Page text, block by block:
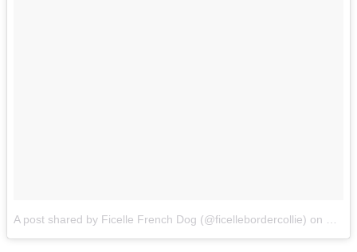
A post shared by Ficelle French Dog (@ficellebordercollie) on